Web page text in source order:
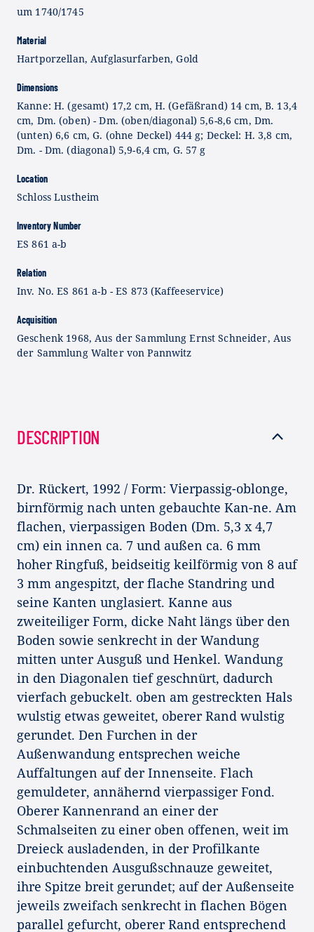
um 1740/1745
Material
Hartporzellan, Aufglasurfarben, Gold
Dimensions
Kanne: H. (gesamt) 17,2 cm, H. (Gefäßrand) 14 cm, B. 13,4
cm, Dm. (oben) - Dm. (oben/diagonal) 5,6-8,6 cm, Dm.
(unten) 6,6 cm, G. (ohne Deckel) 444 g; Deckel: H. 3,8 cm,
Dm. - Dm. (diagonal) 5,9-6,4 cm, G. 57 g
Location
Schloss Lustheim
Inventory Number
ES 861 a-b
Relation
Inv. No. ES 861 a-b - ES 873 (Kaffeeservice)
Acquisition
Geschenk 1968, Aus der Sammlung Ernst Schneider, Aus
der Sammlung Walter von Pannwitz
DESCRIPTION
Dr. Rückert, 1992 / Form: Vierpassig-oblonge,
birnförmig nach unten gebauchte Kan-ne. Am
flachen, vierpassigen Boden (Dm. 5,3 x 4,7
cm) ein innen ca. 7 und außen ca. 6 mm
hoher Ringfuß, beidseitig keilförmig von 8 auf
3 mm angespitzt, der flache Standring und
seine Kanten unglasiert. Kanne aus
zweiteiliger Form, dicke Naht längs über den
Boden sowie senkrecht in der Wandung
mitten unter Ausguß und Henkel. Wandung
in den Diagonalen tief geschnürt, dadurch
vierfach gebuckelt. oben am gestreckten Hals
wulstig etwas geweitet, oberer Rand wulstig
gerundet. Den Furchen in der
Außenwandung entsprechen weiche
Auffaltungen auf der Innenseite. Flach
gemuldeter, annähernd vierpassiger Fond.
Oberer Kannenrand an einer der
Schmalseiten zu einer oben offenen, weit im
Dreieck ausladenden, in der Profilkante
einbuchtenden Ausgußschnauze geweitet,
ihre Spitze breit gerundet; auf der Außenseite
jeweils zweifach senkrecht in flachen Bögen
parallel gefurcht, oberer Rand entsprechend